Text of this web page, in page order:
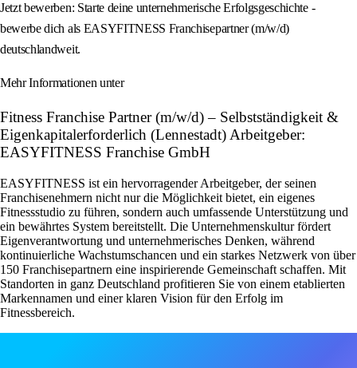
Jetzt bewerben: Starte deine unternehmerische Erfolgsgeschichte -
bewerbe dich als EASYFITNESS Franchisepartner (m/w/d)
deutschlandweit.
Mehr Informationen unter
Fitness Franchise Partner (m/w/d) – Selbstständigkeit &
Eigenkapitalerforderlich (Lennestadt) Arbeitgeber:
EASYFITNESS Franchise GmbH
EASYFITNESS ist ein hervorragender Arbeitgeber, der seinen
Franchisenehmern nicht nur die Möglichkeit bietet, ein eigenes
Fitnessstudio zu führen, sondern auch umfassende Unterstützung und
ein bewährtes System bereitstellt. Die Unternehmenskultur fördert
Eigenverantwortung und unternehmerisches Denken, während
kontinuierliche Wachstumschancen und ein starkes Netzwerk von über
150 Franchisepartnern eine inspirierende Gemeinschaft schaffen. Mit
Standorten in ganz Deutschland profitieren Sie von einem etablierten
Markennamen und einer klaren Vision für den Erfolg im
Fitnessbereich.